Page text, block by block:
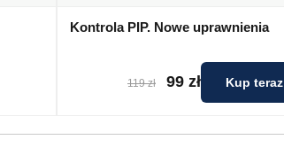
Kontrola PIP. Nowe uprawnienia
119 zł 99 zł Kup teraz